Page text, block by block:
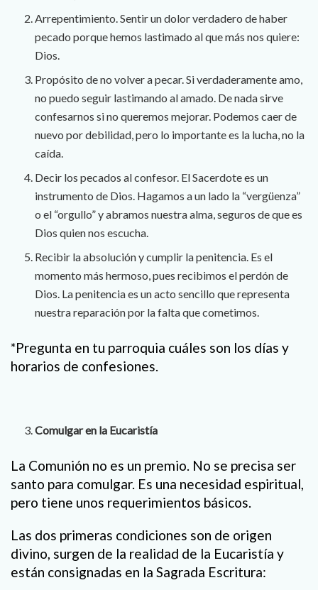
Arrepentimiento. Sentir un dolor verdadero de haber
pecado porque hemos lastimado al que más nos quiere:
Dios.
Propósito de no volver a pecar. Si verdaderamente amo,
no puedo seguir lastimando al amado. De nada sirve
confesarnos si no queremos mejorar. Podemos caer de
nuevo por debilidad, pero lo importante es la lucha, no la
caída.
Decir los pecados al confesor. El Sacerdote es un
instrumento de Dios. Hagamos a un lado la “vergüenza”
o el “orgullo” y abramos nuestra alma, seguros de que es
Dios quien nos escucha.
Recibir la absolución y cumplir la penitencia. Es el
momento más hermoso, pues recibimos el perdón de
Dios. La penitencia es un acto sencillo que representa
nuestra reparación por la falta que cometimos.
*Pregunta en tu parroquia cuáles son los días y
horarios de confesiones.
Comulgar en la Eucaristía
La Comunión no es un premio. No se precisa ser
santo para comulgar. Es una necesidad espiritual,
pero tiene unos requerimientos básicos.
Las dos primeras condiciones son de origen
divino, surgen de la realidad de la Eucaristía y
están consignadas en la Sagrada Escritura: